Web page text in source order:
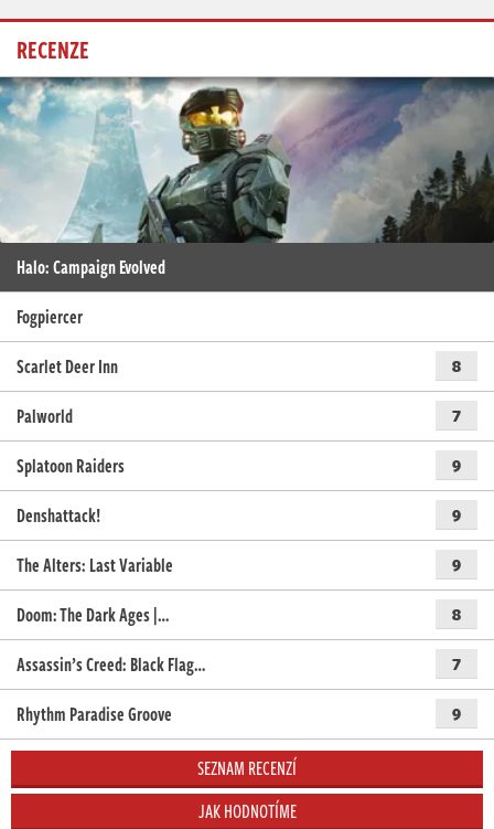
RECENZE
Halo: Campaign Evolved
Fogpiercer
Scarlet Deer Inn
8
Palworld 7
Splatoon Raiders 9
Denshattack! 9
The Alters: Last Variable 9
Doom: The Dark Ages |… 8
Assassin’s Creed: Black Flag… 7
Rhythm Paradise Groove 9
SEZNAM RECENZÍ
JAK HODNOTÍME